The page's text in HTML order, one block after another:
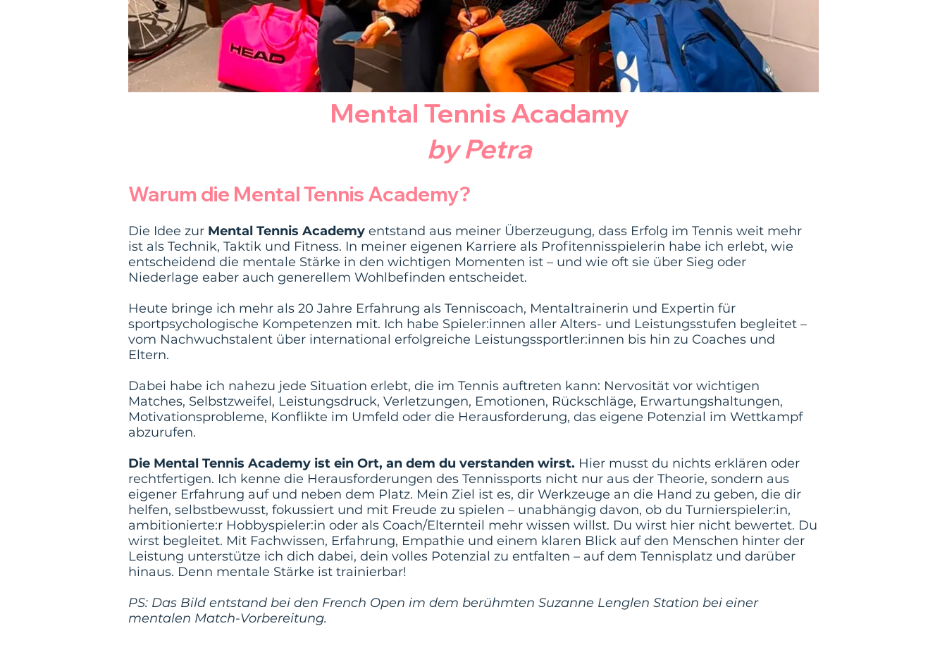
Mental Tennis Acadamy
by Petra
Warum die Mental Tennis Academy?
Die Idee zur Mental Tennis Academy entstand aus meiner Überzeugung, dass Erfolg im Tennis weit mehr
ist als Technik, Taktik und Fitness. In meiner eigenen Karriere als Profitennisspielerin habe ich erlebt, wie
entscheidend die mentale Stärke in den wichtigen Momenten ist – und wie oft sie über Sieg oder
Niederlage eaber auch generellem Wohlbefinden entscheidet.
Heute bringe ich mehr als 20 Jahre Erfahrung als Tenniscoach, Mentaltrainerin und Expertin für
sportpsychologische Kompetenzen mit. Ich habe Spieler:innen aller Alters- und Leistungsstufen begleitet –
vom Nachwuchstalent über international erfolgreiche Leistungssportler:innen bis hin zu Coaches und
Eltern.
Dabei habe ich nahezu jede Situation erlebt, die im Tennis auftreten kann: Nervosität vor wichtigen
Matches, Selbstzweifel, Leistungsdruck, Verletzungen, Emotionen, Rückschläge, Erwartungshaltungen,
Motivationsprobleme, Konflikte im Umfeld oder die Herausforderung, das eigene Potenzial im Wettkampf
abzurufen.
Die Mental Tennis Academy ist ein Ort, an dem du verstanden wirst. Hier musst du nichts erklären oder
rechtfertigen. Ich kenne die Herausforderungen des Tennissports nicht nur aus der Theorie, sondern aus
eigener Erfahrung auf und neben dem Platz. Mein Ziel ist es, dir Werkzeuge an die Hand zu geben, die dir
helfen, selbstbewusst, fokussiert und mit Freude zu spielen – unabhängig davon, ob du Turnierspieler:in,
ambitionierte:r Hobbyspieler:in oder als Coach/Elternteil mehr wissen willst. Du wirst hier nicht bewertet. Du
wirst begleitet. Mit Fachwissen, Erfahrung, Empathie und einem klaren Blick auf den Menschen hinter der
Leistung unterstütze ich dich dabei, dein volles Potenzial zu entfalten – auf dem Tennisplatz und darüber
hinaus. Denn mentale Stärke ist trainierbar!
PS: Das Bild entstand bei den French Open im dem berühmten Suzanne Lenglen Station bei einer
mentalen Match-Vorbereitung.